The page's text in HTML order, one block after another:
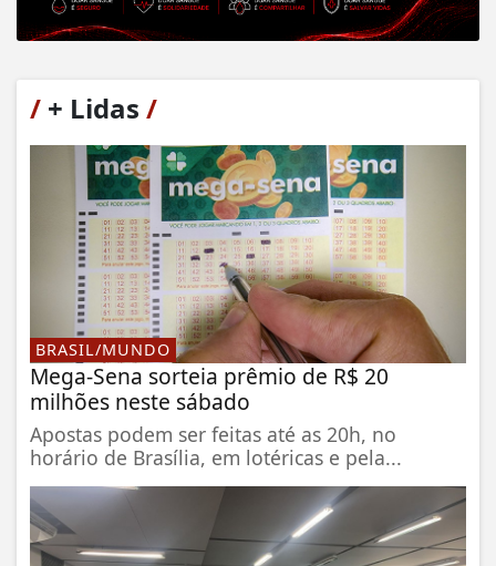
/ + Lidas /
BRASIL/MUNDO
Mega-Sena sorteia prêmio de R$ 20
milhões neste sábado
Apostas podem ser feitas até as 20h, no
horário de Brasília, em lotéricas e pela...